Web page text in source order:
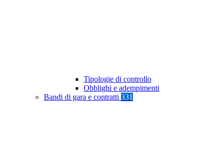
Tipologie di controllo
Obblighi e adempimenti
Bandi di gara e contratti 331